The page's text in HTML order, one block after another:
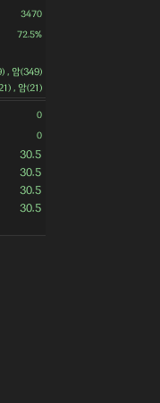
3470
72.5%
, 암(349)
, 암(21)
0
0
30.5
30.5
30.5
30.5